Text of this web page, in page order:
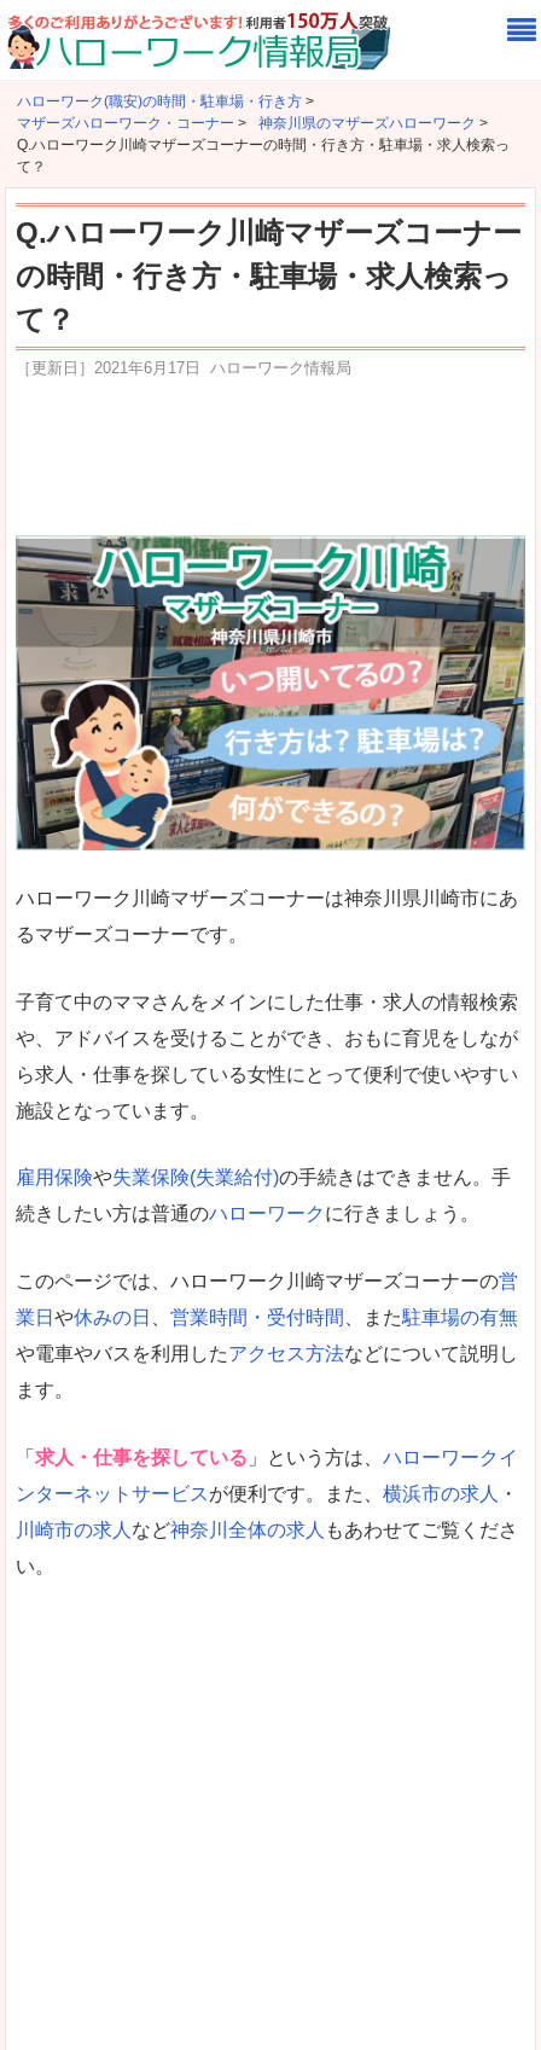
ハローワーク(職安)の時間・駐車場・行き方 >
マザーズハローワーク・コーナー > 神奈川県のマザーズハローワーク >
Q.ハローワーク川崎マザーズコーナーの時間・行き方・駐車場・求人検索っ
て？
Q.ハローワーク川崎マザーズコーナー
の時間・行き方・駐車場・求人検索っ
て？
［更新日］ 2021年6月17日 ハローワーク情報局
ハローワーク川崎マザーズコーナーは神奈川県川崎市にあ
るマザーズコーナーです。
子育て中のママさんをメインにした仕事・求人の情報検索
や、アドバイスを受けることができ、おもに育児をしなが
ら求人・仕事を探している女性にとって便利で使いやすい
施設となっています。
雇用保険や失業保険(失業給付)の手続きはできません。手
続きしたい方は普通のハローワーク に行きましょう。
このページでは、ハローワーク川崎マザーズコーナーの営
業日 や休みの日 営業時間・受付時間 、また駐車場の有無
や電車やバスを利用したアクセス方法などについて説明し
ます。
「 求人・仕事を探している 」という方は、 ハローワークイ
ンターネットサービスが便利です。また、 横浜市の求人
・
川崎市の求人 など神奈川全体の求人 もあわせてご覧くださ
い。